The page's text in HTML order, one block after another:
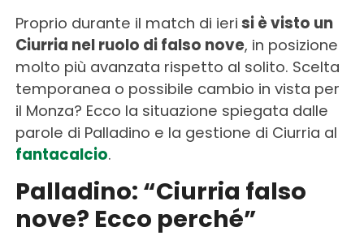
Proprio durante il match di ieri si è visto un
Ciurria nel ruolo di falso nove, in posizione
molto più avanzata rispetto al solito. Scelta
temporanea o possibile cambio in vista per
il Monza? Ecco la situazione spiegata dalle
parole di Palladino e la gestione di Ciurria al
fantacalcio.
Palladino: “Ciurria falso
nove? Ecco perché”